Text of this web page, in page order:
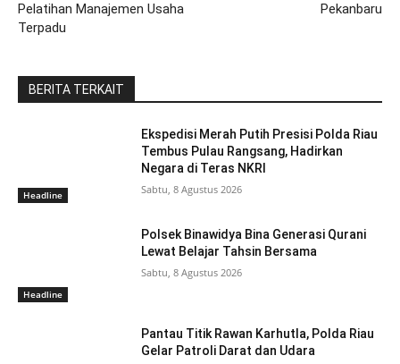
Pelatihan Manajemen Usaha
Terpadu
Pekanbaru
BERITA TERKAIT
Headline
Ekspedisi Merah Putih Presisi Polda Riau
Tembus Pulau Rangsang, Hadirkan
Negara di Teras NKRI
Sabtu, 8 Agustus 2026
Headline
Polsek Binawidya Bina Generasi Qurani
Lewat Belajar Tahsin Bersama
Sabtu, 8 Agustus 2026
Pantau Titik Rawan Karhutla, Polda Riau
Gelar Patroli Darat dan Udara